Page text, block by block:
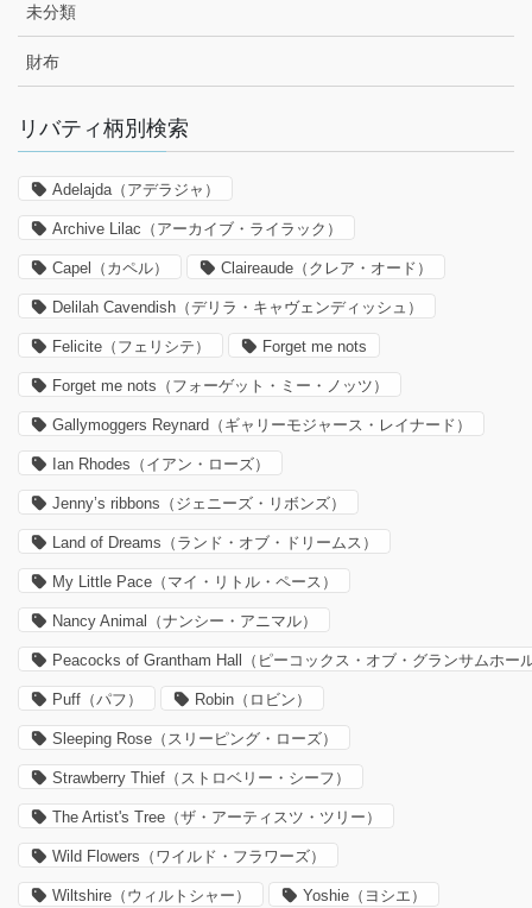
未分類
財布
リバティ柄別検索
Adelajda（アデラジャ）
Archive Lilac（アーカイブ・ライラック）
Capel（カペル） Claireaude（クレア・オード）
Delilah Cavendish（デリラ・キャヴェンディッシュ）
Felicite（フェリシテ） Forget me nots
Forget me nots（フォーゲット・ミー・ノッツ）
Gallymoggers Reynard（ギャリーモジャース・レイナード）
Ian Rhodes（イアン・ローズ）
Jenny’s ribbons（ジェニーズ・リボンズ）
Land of Dreams（ランド・オブ・ドリームス）
My Little Pace（マイ・リトル・ペース）
Nancy Animal（ナンシー・アニマル）
Peacocks of Grantham Hall（ピーコックス・オブ・グランサムホー
Puff（パフ） Robin（ロビン）
Sleeping Rose（スリーピング・ローズ）
Strawberry Thief（ストロベリー・シーフ）
The Artist's Tree（ザ・アーティスツ・ツリー）
Wild Flowers（ワイルド・フラワーズ）
Wiltshire（ウィルトシャー） Yoshie（ヨシエ）